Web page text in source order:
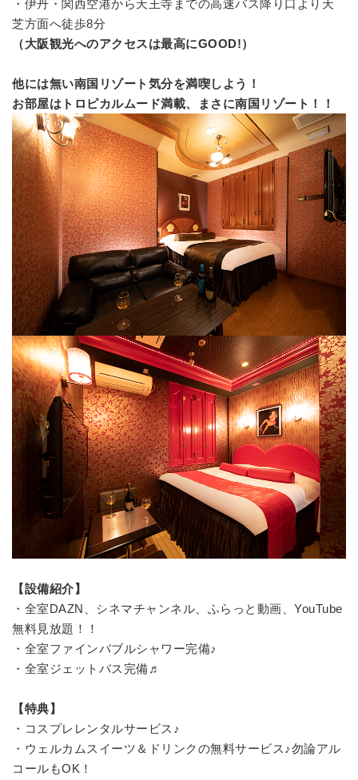
・伊丹・関西空港から天王寺までの高速バス降り口より天
芝方面へ徒歩8分
（大阪観光へのアクセスは最高にGOOD!）
他には無い南国リゾート気分を満喫しよう！
お部屋はトロピカルムード満載、まさに南国リゾート！！
【設備紹介】
・全室DAZN、シネマチャンネル、ふらっと動画、YouTube
無料見放題！！
・全室ファインバブルシャワー完備♪
・全室ジェットバス完備♬
【特典】
・コスプレレンタルサービス♪
・ウェルカムスイーツ＆ドリンクの無料サービス♪勿論アル
コールもOK！